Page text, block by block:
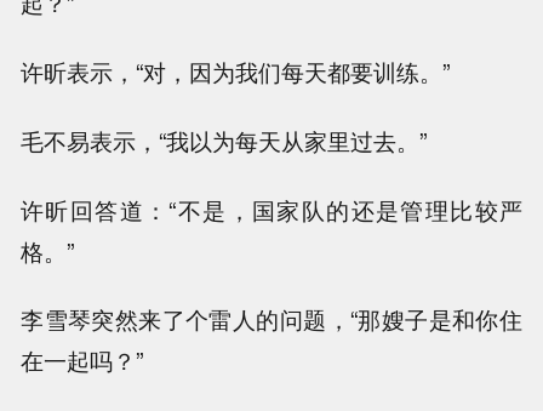
许昕表示，“对，因为我们每天都要训练。”
毛不易表示，“我以为每天从家里过去。”
许昕回答道：“不是，国家队的还是管理比较严
格。”
李雪琴突然来了个雷人的问题，“那嫂子是和你住
在一起吗？”